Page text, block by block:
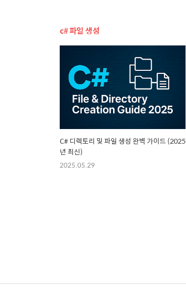
c# 파일 생성
C# 디렉토리 및 파일 생성 완벽 가이드 (2025
년 최신)
2025.05.29